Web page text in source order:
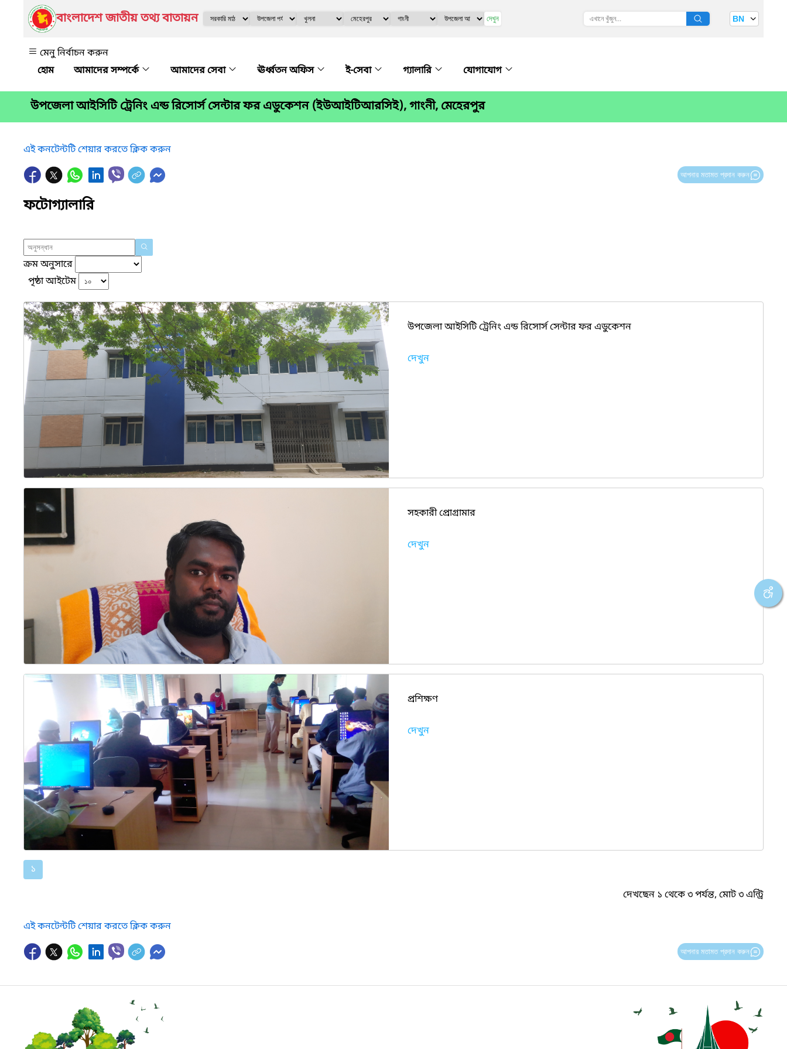
বাংলাদেশ জাতীয় তথ্য বাতায়ন দেখুন BN
মেনু নির্বাচন করুন
আমাদের সম্পর্কে
আমাদের সেবা ঊর্ধ্বতন অফিস ই-সেবা গ্যালারি যোগাযোগ
উপজেলা আইসিটি ট্রেনিং এন্ড রিসোর্স সেন্টার ফর এডুকেশন (ইউআইটিআরসিই), গাংনী, মেহেরপুর
এই কনটেন্টটি শেয়ার করতে ক্লিক করুন
আপনার মতামত প্রদান করুন
ফটোগ্যালারি
ক্রম অনুসারে
পৃষ্ঠা আইটেম
উপজেলা আইসিটি ট্রেনিং এন্ড রিসোর্স সেন্টার ফর এডুকেশন
দেখুন
সহকারী প্রোগ্রামার
দেখুন
প্রশিক্ষণ
দেখুন
১
দেখছেন ১ থেকে ৩ পর্যন্ত, মোট ৩ এন্ট্রি
এই কনটেন্টটি শেয়ার করতে ক্লিক করুন
আপনার মতামত প্রদান করুন